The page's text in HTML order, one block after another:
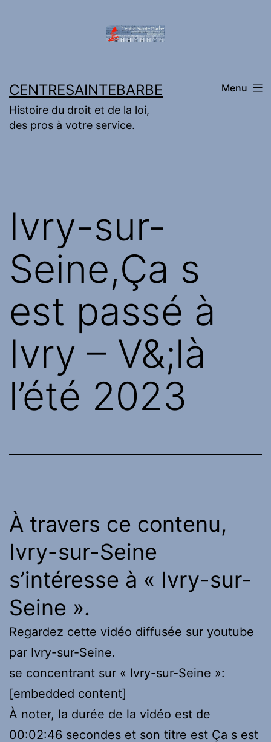
CENTRESAINTEBARBE
Histoire du droit et de la loi,
des pros à votre service.
Menu
Ivry-sur-
Seine,Ça s
est passé à
Ivry – V&;là
l’été 2023
À travers ce contenu,
Ivry-sur-Seine
s’intéresse à « Ivry-sur-
Seine ».
Regardez cette vidéo diffusée sur youtube
par Ivry-sur-Seine.
se concentrant sur « Ivry-sur-Seine »:
[embedded content]
À noter, la durée de la vidéo est de
00:02:46 secondes et son titre est Ça s est